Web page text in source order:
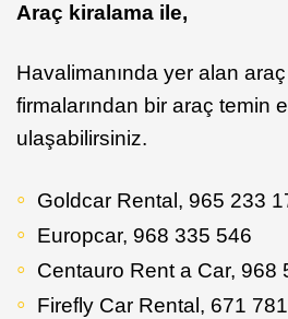
Araç kiralama ile,
Havalimanında yer alan
firmalarından bir araç temin
ulaşabilirsiniz.
Goldcar Rental, 965 233
Europcar, 968 335 546
Centauro Rent a Car, 968
Firefly Car Rental, 671